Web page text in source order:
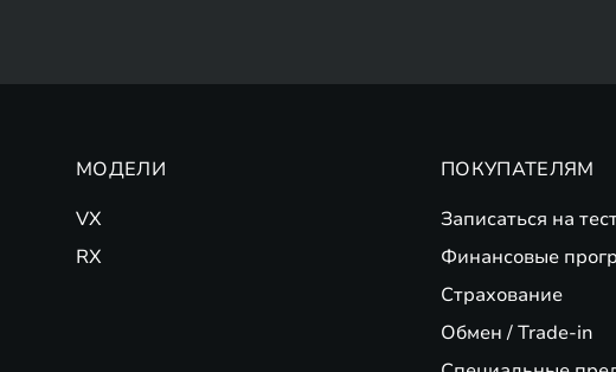
МОДЕЛИ
VX
RX
ПОКУПАТЕЛЯМ
Записаться на
Финансовые
Страхование
Обмен / Trade-in